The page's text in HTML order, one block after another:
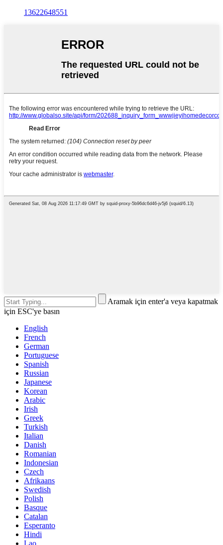
13622648551
Aramak için enter'a veya kapatmak
için ESC'ye basın
English
French
German
Portuguese
Spanish
Russian
Japanese
Korean
Arabic
Irish
Greek
Turkish
Italian
Danish
Romanian
Indonesian
Czech
Afrikaans
Swedish
Polish
Basque
Catalan
Esperanto
Hindi
Lao